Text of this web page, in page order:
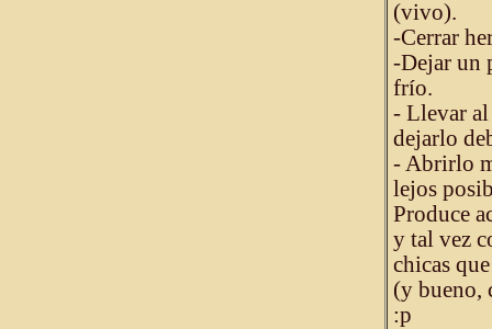
(vivo).
-Cerrar
-Dejar un
frío.
- Llevar al
dejarlo
- Abrirlo
lejos
Produce
y tal vez
chicas
(y bueno,
:p